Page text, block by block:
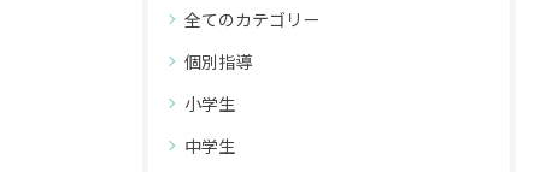
全てのカテゴリー
個別指導
小学生
中学生